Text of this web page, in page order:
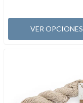
VER OPCIONES